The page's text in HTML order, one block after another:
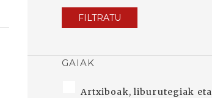
FILTRATU
GAIAK
Artxiboak, liburutegiak eta